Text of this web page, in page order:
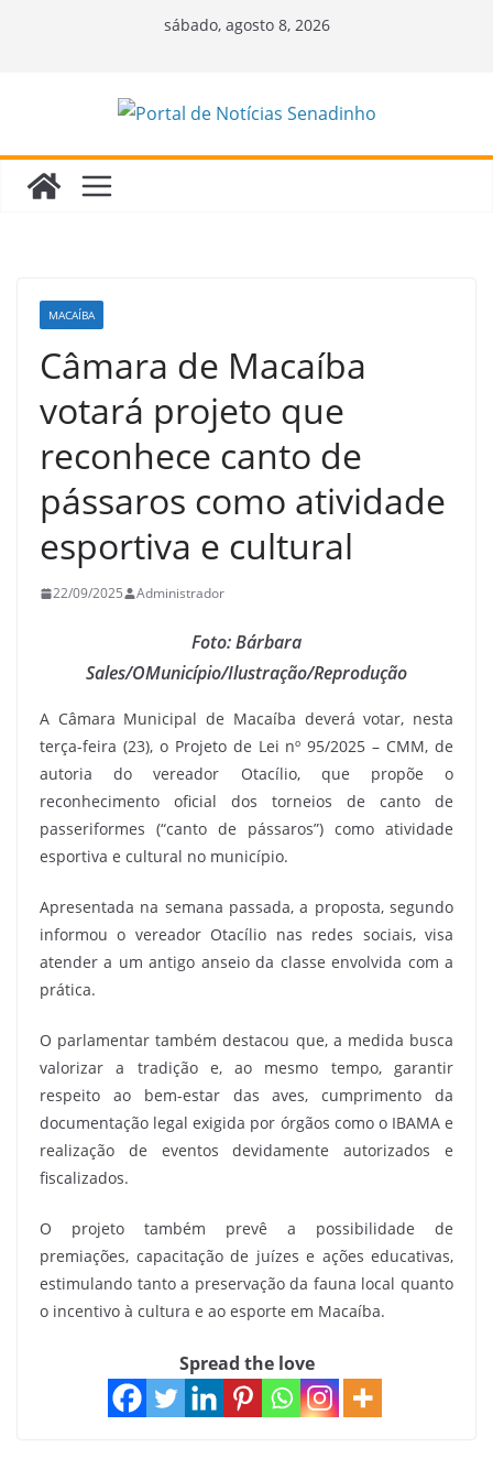
sábado, agosto 8, 2026
MACAÍBA
Câmara de Macaíba
votará projeto que
reconhece canto de
pássaros como atividade
esportiva e cultural
22/09/2025 Administrador
Foto: Bárbara
Sales/OMunicípio/Ilustração/Reprodução
A Câmara Municipal de Macaíba deverá votar, nesta
terça-feira (23), o Projeto de Lei nº 95/2025 – CMM, de
autoria do vereador Otacílio, que propõe o
reconhecimento oficial dos torneios de canto de
passeriformes (“canto de pássaros”) como atividade
esportiva e cultural no município.
Apresentada na semana passada, a proposta, segundo
informou o vereador Otacílio nas redes sociais, visa
atender a um antigo anseio da classe envolvida com a
prática.
O parlamentar também destacou que, a medida busca
valorizar a tradição e, ao mesmo tempo, garantir
respeito ao bem-estar das aves, cumprimento da
documentação legal exigida por órgãos como o IBAMA e
realização de eventos devidamente autorizados e
fiscalizados.
O projeto também prevê a possibilidade de
premiações, capacitação de juízes e ações educativas,
estimulando tanto a preservação da fauna local quanto
o incentivo à cultura e ao esporte em Macaíba.
Spread the love